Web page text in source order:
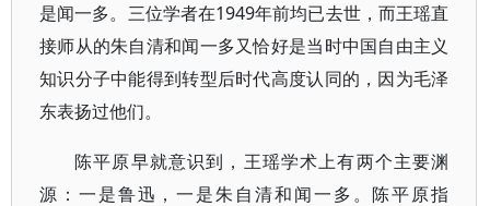
是闻一多。三位学者在1949年前均已去世，而王瑶直
接师从的朱自清和闻一多又恰好是当时中国自由主义
知识分子中能得到转型后时代高度认同的，因为毛泽
东表扬过他们。
陈平原早就意识到，王瑶学术上有两个主要渊
源：一是鲁迅，一是朱自清和闻一多。陈平原指